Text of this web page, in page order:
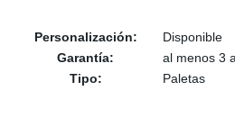
Personalización:
Disponible
Garantía:
al menos 3
Tipo:
Paletas